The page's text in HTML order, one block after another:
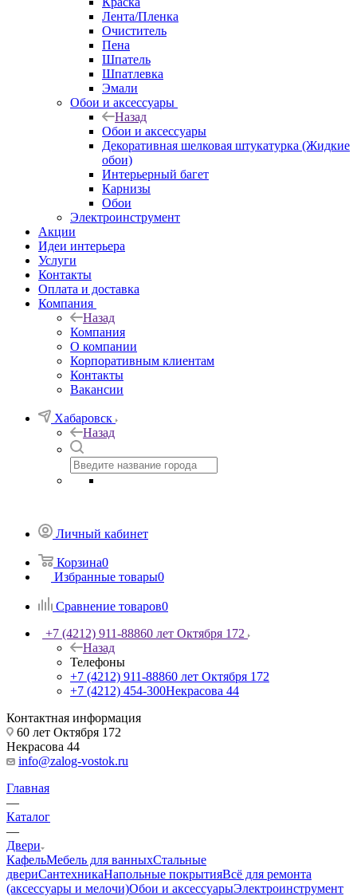
Лента/Пленка
Очиститель
Пена
Шпатель
Шпатлевка
Эмали
Обои и аксессуары
Назад
Обои и аксессуары
Декоративная шелковая штукатурка (Жидкие
обои)
Интерьерный багет
Карнизы
Обои
Электроинструмент
Акции
Идеи интерьера
Услуги
Контакты
Оплата и доставка
Компания
Назад
Компания
О компании
Корпоративным клиентам
Контакты
Вакансии
Хабаровск
Назад
Личный кабинет
Корзина0
Избранные товары0
Сравнение товаров0
+7 (4212) 911-88860 лет Октября 172
Назад
Телефоны
+7 (4212) 911-88860 лет Октября 172
+7 (4212) 454-300Некрасова 44
Контактная информация
60 лет Октября 172
Некрасова 44
info@zalog-vostok.ru
Главная
—
Каталог
—
Двери
КафельМебель для ванныхСтальные
двериСантехникаНапольные покрытияВсё для ремонта
(аксессуары и мелочи)Обои и аксессуарыЭлектроинструмент